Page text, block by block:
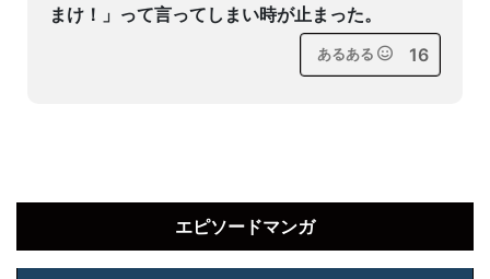
まけ！」って言ってしまい時が止まった。
あるある 16
エピソードマンガ